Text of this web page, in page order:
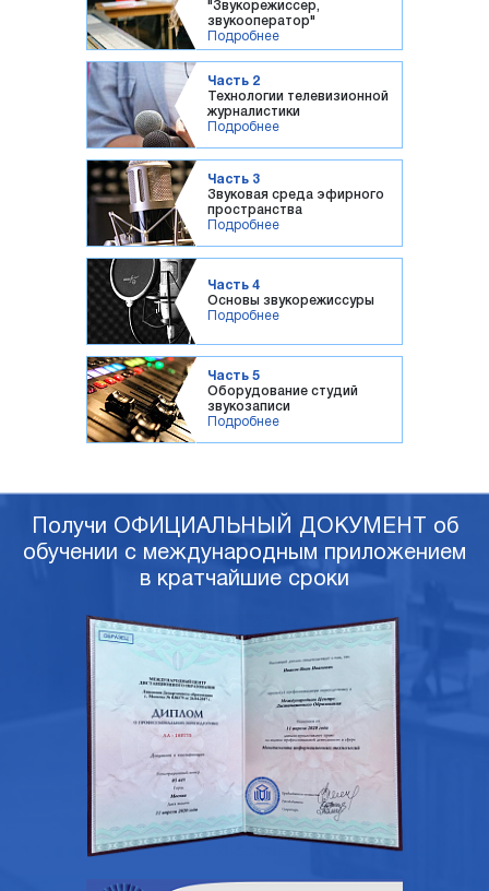
"Звукорежиссер,
звукооператор"
Подробнее
Часть 2
Технологии телевизионной
журналистики
Подробнее
Часть 3
Звуковая среда эфирного
пространства
Подробнее
Часть 4
Основы звукорежиссуры
Подробнее
Часть 5
Оборудование студий
звукозаписи
Подробнее
Получи ОФИЦИАЛЬНЫЙ ДОКУМЕНТ об
обучении с международным приложением
в кратчайшие сроки